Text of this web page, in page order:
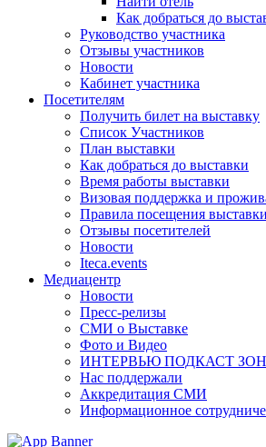
Как добраться до
Руководство участника
Отзывы участников
Новости
Кабинет участника
Посетителям
Получить билет на выставку
Список Участников
План выставки
Как добраться до выставки
Время работы выставки
Визовая поддержка и
Правила посещения выставки
Отзывы посетителей
Новости
Iteca.events
Медиацентр
Новости
Пресс-релизы
СМИ о Выставке
Фото и Видео
ИНТЕРВЬЮ ПОДКАСТ
Нас поддержали
Аккредитация СМИ
Информационное